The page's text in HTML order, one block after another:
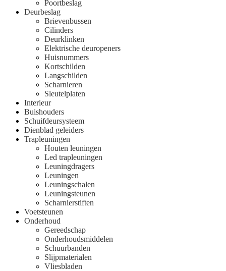
Poortbeslag
Deurbeslag
Brievenbussen
Cilinders
Deurklinken
Elektrische deuropeners
Huisnummers
Kortschilden
Langschilden
Scharnieren
Sleutelplaten
Interieur
Buishouders
Schuifdeursysteem
Dienblad geleiders
Trapleuningen
Houten leuningen
Led trapleuningen
Leuningdragers
Leuningen
Leuningschalen
Leuningsteunen
Scharnierstiften
Voetsteunen
Onderhoud
Gereedschap
Onderhoudsmiddelen
Schuurbanden
Slijpmaterialen
Vliesbladen